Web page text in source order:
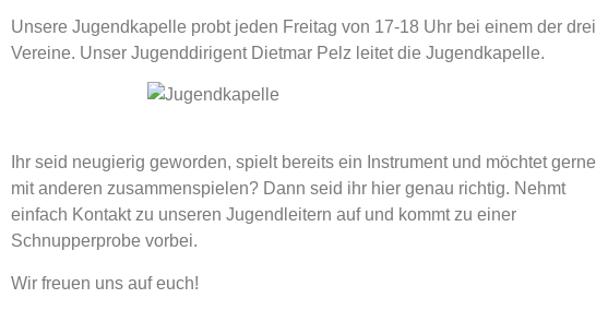
Unsere Jugendkapelle probt jeden Freitag von 17-18 Uhr bei einem der drei
Vereine. Unser Jugenddirigent Dietmar Pelz leitet die Jugendkapelle.
Ihr seid neugierig geworden, spielt bereits ein Instrument und möchtet gerne
mit anderen zusammenspielen? Dann seid ihr hier genau richtig. Nehmt
einfach Kontakt zu unseren Jugendleitern auf und kommt zu einer
Schnupperprobe vorbei.
Wir freuen uns auf euch!